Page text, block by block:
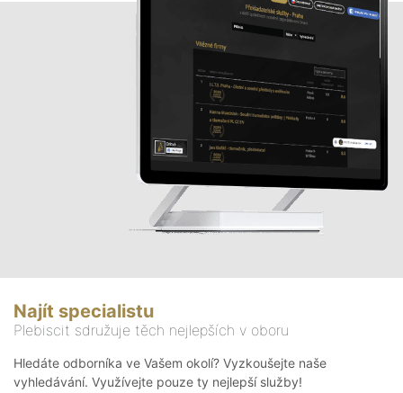
Najít specialistu
Plebiscit sdružuje těch nejlepších v oboru
Hledáte odborníka ve Vašem okolí? Vyzkoušejte naše
vyhledávání. Využívejte pouze ty nejlepší služby!